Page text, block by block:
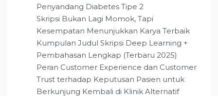
Penyandang Diabetes Tipe 2
Skripsi Bukan Lagi Momok, Tapi
Kesempatan Menunjukkan Karya Terbaik
Kumpulan Judul Skripsi Deep Learning +
Pembahasan Lengkap (Terbaru 2025)
Peran Customer Experience dan Customer
Trust terhadap Keputusan Pasien untuk
Berkunjung Kembali di Klinik Alternatif